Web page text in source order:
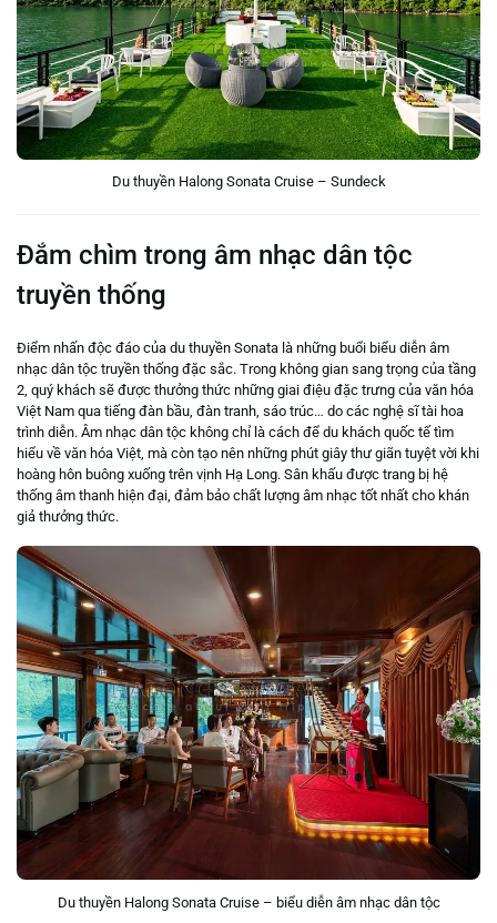
Du thuyền Halong Sonata Cruise – Sundeck
Đắm chìm trong âm nhạc dân tộc
truyền thống
Điểm nhấn độc đáo của du thuyền Sonata là những buổi biểu diễn âm
nhạc dân tộc truyền thống đặc sắc. Trong không gian sang trọng của tầng
2, quý khách sẽ được thưởng thức những giai điệu đặc trưng của văn hóa
Việt Nam qua tiếng đàn bầu, đàn tranh, sáo trúc… do các nghệ sĩ tài hoa
trình diễn. Âm nhạc dân tộc không chỉ là cách để du khách quốc tế tìm
hiểu về văn hóa Việt, mà còn tạo nên những phút giây thư giãn tuyệt vời khi
hoàng hôn buông xuống trên vịnh Hạ Long. Sân khấu được trang bị hệ
thống âm thanh hiện đại, đảm bảo chất lượng âm nhạc tốt nhất cho khán
giả thưởng thức.
Du thuyền Halong Sonata Cruise – biểu diễn âm nhạc dân tộc